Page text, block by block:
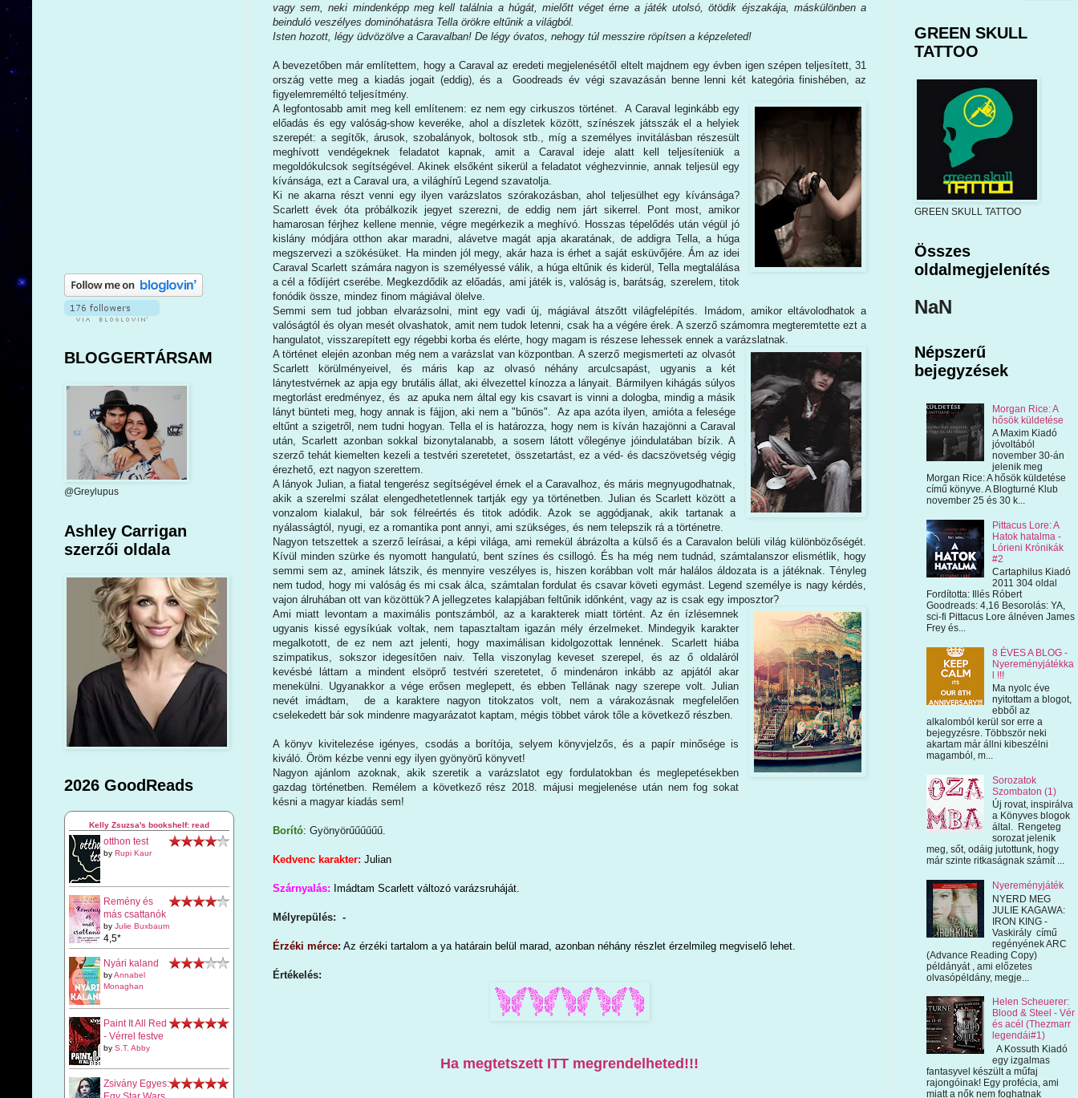
vagy sem, neki mindenképp meg kell találnia a húgát, mielőtt véget érne a játék utolsó, ötödik éjszakája, máskülönben a
beinduló veszélyes dominóhatásra Tella örökre eltűnik a világból.
Isten hozott, légy üdvözölve a Caravalban! De légy óvatos, nehogy túl messzire röpítsen a képzeleted!
A bevezetőben már említettem, hogy a Caraval az eredeti megjelenésétől eltelt majdnem egy évben igen szépen teljesített, 31
ország vette meg a kiadás jogait (eddig), és a Goodreads év végi szavazásán benne lenni két kategória finishében, az
figyelemreméltó teljesítmény.
A legfontosabb amit meg kell említenem: ez nem egy cirkuszos történet. A Caraval leginkább egy
előadás és egy valóság-show keveréke, ahol a díszletek között, színészek játsszák el a helyiek
szerepét: a segítők, árusok, szobalányok, boltosok stb., míg a személyes invitálásban részesült
meghívott vendégeknek feladatot kapnak, amit a Caraval ideje alatt kell teljesíteniük a
megoldókulcsok segítségével. Akinek elsőként sikerül a feladatot véghezvinnie, annak teljesül egy
kívánsága, ezt a Caraval ura, a világhírű Legend szavatolja.
Ki ne akarna részt venni egy ilyen varázslatos szórakozásban, ahol teljesülhet egy kívánsága?
Scarlett évek óta próbálkozik jegyet szerezni, de eddig nem járt sikerrel. Pont most, amikor
hamarosan férjhez kellene mennie, végre megérkezik a meghívó. Hosszas tépelődés után végül jó
kislány módjára otthon akar maradni, alávetve magát apja akaratának, de addigra Tella, a húga
megszervezi a szökésüket. Ha minden jól megy, akár haza is érhet a saját esküvőjére. Ám az idei
Caraval Scarlett számára nagyon is személyessé válik, a húga eltűnik és kiderül, Tella megtalálása
a cél a fődíjért cserébe. Megkezdődik az előadás, ami játék is, valóság is, barátság, szerelem, titok
fonódik össze, mindez finom mágiával ölelve.
Semmi sem tud jobban elvarázsolni, mint egy vadi új, mágiával átszőtt világfelépítés. Imádom, amikor eltávolodhatok a
valóságtól és olyan mesét olvashatok, amit nem tudok letenni, csak ha a végére érek. A szerző számomra megteremtette ezt a
hangulatot, visszarepített egy régebbi korba és elérte, hogy magam is részese lehessek ennek a varázslatnak.
A történet elején azonban még nem a varázslat van központban. A szerző megismerteti az olvasót
Scarlett körülményeivel, és máris kap az olvasó néhány arculcsapást, ugyanis a két
lánytestvérnek az apja egy brutális állat, aki élvezettel kínozza a lányait. Bármilyen kihágás súlyos
megtorlást eredményez, és az apuka nem által egy kis csavart is vinni a dologba, mindig a másik
lányt bünteti meg, hogy annak is fájjon, aki nem a "bűnös". Az apa azóta ilyen, amióta a felesége
eltűnt a szigetről, nem tudni hogyan. Tella el is határozza, hogy nem is kíván hazajönni a Caraval
után, Scarlett azonban sokkal bizonytalanabb, a sosem látott vőlegénye jóindulatában bízik. A
szerző tehát kiemelten kezeli a testvéri szeretetet, összetartást, ez a véd- és dacszövetség végig
érezhető, ezt nagyon szerettem.
A lányok Julian, a fiatal tengerész segítségével érnek el a Caravalhoz, és máris megnyugodhatnak,
akik a szerelmi szálat elengedhetetlennek tartják egy ya történetben. Julian és Scarlett között a
vonzalom kialakul, bár sok félreértés és titok adódik. Azok se aggódjanak, akik tartanak a
nyálasságtól, nyugi, ez a romantika pont annyi, ami szükséges, és nem telepszik rá a történetre.
Nagyon tetszettek a szerző leírásai, a képi világa, ami remekül ábrázolta a külső és a Caravalon belüli világ különbözőségét.
Kívül minden szürke és nyomott hangulatú, bent színes és csillogó. És ha még nem tudnád, számtalanszor elismétlik, hogy
semmi sem az, aminek látszik, és mennyire veszélyes is, hiszen korábban volt már halálos áldozata is a játéknak. Tényleg
nem tudod, hogy mi valóság és mi csak álca, számtalan fordulat és csavar követi egymást. Legend személye is nagy kérdés,
vajon álruhában ott van közöttük? A jellegzetes kalapjában feltűnik időnként, vagy az is csak egy imposztor?
Ami miatt levontam a maximális pontszámból, az a karakterek miatt történt. Az én ízlésemnek
ugyanis kissé egysíkúak voltak, nem tapasztaltam igazán mély érzelmeket. Mindegyik karakter
megalkotott, de ez nem azt jelenti, hogy maximálisan kidolgozottak lennének. Scarlett hiába
szimpatikus, sokszor idegesítően naiv. Tella viszonylag keveset szerepel, és az ő oldaláról
kevésbé láttam a mindent elsöprő testvéri szeretetet, ő mindenáron inkább az apjától akar
menekülni. Ugyanakkor a vége erősen meglepett, és ebben Tellának nagy szerepe volt. Julian
nevét imádtam, de a karaktere nagyon titokzatos volt, nem a várakozásnak megfelelően
cselekedett bár sok mindenre magyarázatot kaptam, mégis többet várok tőle a következő részben.
A könyv kivitelezése igényes, csodás a borítója, selyem könyvjelzős, és a papír minősége is
kiváló. Öröm kézbe venni egy ilyen gyönyörű könyvet!
Nagyon ajánlom azoknak, akik szeretik a varázslatot egy fordulatokban és meglepetésekben
gazdag történetben. Remélem a következő rész 2018. májusi megjelenése után nem fog sokat
késni a magyar kiadás sem!
Borító: Gyönyörűűűűűű.
Kedvenc karakter: Julian
Szárnyalás: Imádtam Scarlett változó varázsruháját.
Mélyrepülés: -
Érzéki mérce: Az érzéki tartalom a ya határain belül marad, azonban néhány részlet érzelmileg megviselő lehet.
Értékelés:
Ha megtetszett ITT megrendelheted!!!
BLOGGERTÁRSAM
@Greylupus
Ashley Carrigan
szerzői oldala
2026 GoodReads
Kelly Zsuzsa's bookshelf: read
otthon test
by Rupi Kaur
Remény és
más csattanók
by Julie Buxbaum
4,5*
Nyári kaland
byAnnabel
Monaghan
Paint It All Red
- Vérrel festve
by S.T. Abby
Zsivány Egyes:
GREEN SKULL
TATTOO
GREEN SKULL TATTOO
Összes
oldalmegjelenítés
NaN
Népszerű
bejegyzések
Morgan Rice: A
hősök küldetése
A Maxim Kiadó
jóvoltából
november 30-án
jelenik meg
Morgan Rice: A hősök küldetése
című könyve. A Blogturné Klub
november 25 és 30 k...
Pittacus Lore: A
Hatok hatalma -
Lórieni Krónikák
#2
Cartaphilus Kiadó
2011 304 oldal
Fordította: Illés Róbert
Goodreads: 4,16 Besorolás: YA,
sci-fi Pittacus Lore álnéven James
Frey és...
8 ÉVES A BLOG -
Nyereményjátékka
l !!!
Ma nyolc éve
nyitottam a blogot,
ebből az
alkalomból kerül sor erre a
bejegyzésre. Többször neki
akartam már állni kibeszélni
magamból, m...
Sorozatok
Szombaton (1)
Új rovat, inspirálva
a Könyves blogok
által. Rengeteg
sorozat jelenik
meg, sőt, odáig jutottunk, hogy
már szinte ritkaságnak számít ...
Nyereményjáték
NYERD MEG
JULIE KAGAWA:
IRON KING -
Vaskirály című
regényének ARC
(Advance Reading Copy)
példányát , ami előzetes
olvasópéldány, megje...
Helen Scheuerer:
Blood & Steel - Vér
és acél (Thezmarr
legendái#1)
A Kossuth Kiadó
egy izgalmas
fantasyvel készült a műfaj
rajongóinak! Egy profécia, ami
miatt a nők nem foghatnak